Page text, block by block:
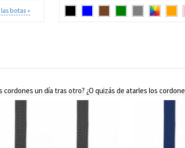
300
botas »
un día tras otro? ¿O quizás de atarles los
sueltan... o se quedan enganchados en la cadena de la
nunca jamás. Estos cordones transformarán tus
y proporcionan una sujeción cómoda para tus pies.
los cordones; tanto es así, que están garantizados al